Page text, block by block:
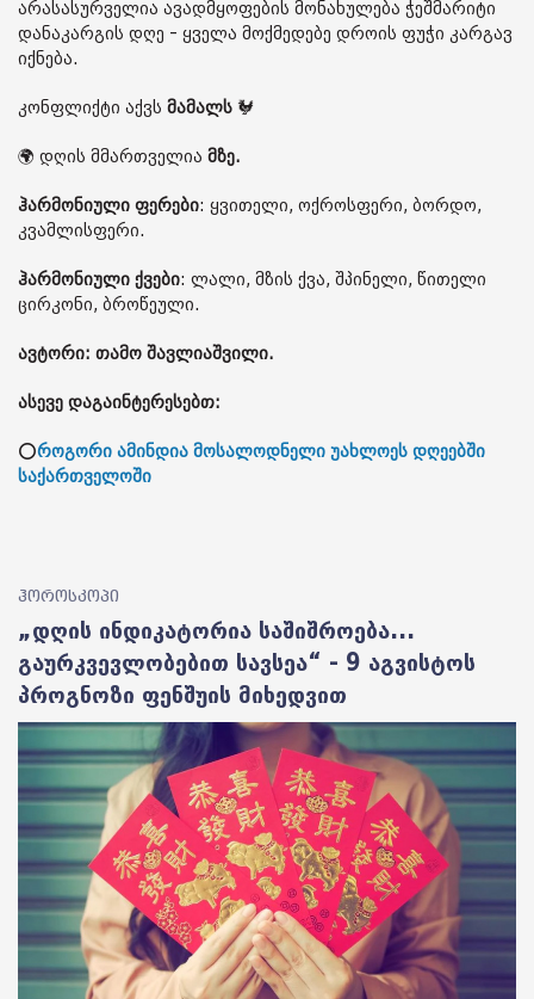
არასასურველია ავადმყოფების მონახულება ჭეშმარიტი
დანაკარგის დღე - ყველა მოქმედებე დროის ფუჭი კარგავ
იქნება.
კონფლიქტი აქვს მამალს 🐓
🌍 დღის მმართველია მზე.
ჰარმონიული ფერები: ყვითელი, ოქროსფერი, ბორდო,
კვამლისფერი.
ჰარმონიული ქვები: ლალი, მზის ქვა, შპინელი, წითელი
ცირკონი, ბროწეული.
ავტორი: თამო შავლიაშვილი.
ასევე დაგაინტერესებთ:
⭕როგორი ამინდია მოსალოდნელი უახლოეს დღეებში
საქართველოში
ჰოროსკოპი
„დღის ინდიკატორია საშიშროება...
გაურკვევლობებით სავსეა“ - 9 აგვისტოს
პროგნოზი ფენშუის მიხედვით